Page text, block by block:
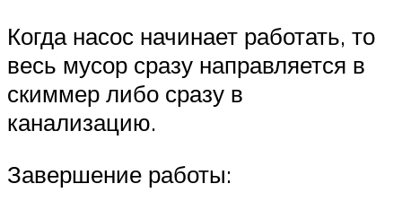
Когда насос начинает работать, то
весь мусор сразу направляется в
скиммер либо сразу в
канализацию.
Завершение работы: